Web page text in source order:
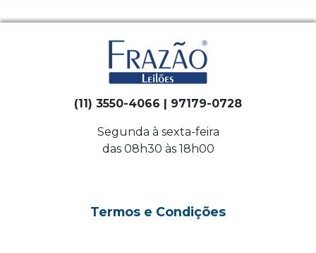
(11) 3550-4066 | 97179-0728
Segunda à sexta-feira
das 08h30 às 18h00
Termos e Condições